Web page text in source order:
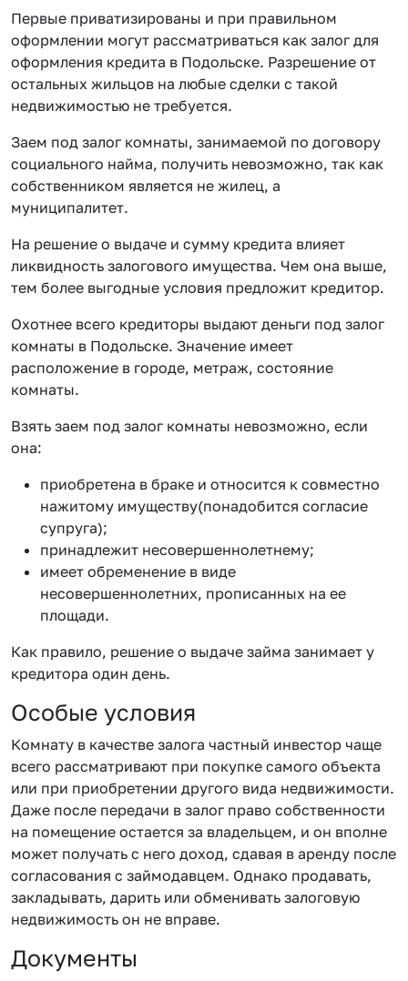
Первые приватизированы и при правильном
оформлении могут рассматриваться как залог для
оформления кредита в Подольске. Разрешение от
остальных жильцов на любые сделки с такой
недвижимостью не требуется.
Заем под залог комнаты, занимаемой по договору
социального найма, получить невозможно, так как
собственником является не жилец, а
муниципалитет.
На решение о выдаче и сумму кредита влияет
ликвидность залогового имущества. Чем она выше,
тем более выгодные условия предложит кредитор.
Охотнее всего кредиторы выдают деньги под залог
комнаты в Подольске. Значение имеет
расположение в городе, метраж, состояние
комнаты.
Взять заем под залог комнаты невозможно, если
она:
приобретена в браке и относится к совместно
нажитому имуществу(понадобится согласие
супруга);
принадлежит несовершеннолетнему;
имеет обременение в виде
несовершеннолетних, прописанных на ее
площади.
Как правило, решение о выдаче займа занимает у
кредитора один день.
Особые условия
Комнату в качестве залога частный инвестор чаще
всего рассматривают при покупке самого объекта
или при приобретении другого вида недвижимости.
Даже после передачи в залог право собственности
на помещение остается за владельцем, и он вполне
может получать с него доход, сдавая в аренду после
согласования с займодавцем. Однако продавать,
закладывать, дарить или обменивать залоговую
недвижимость он не вправе.
Документы